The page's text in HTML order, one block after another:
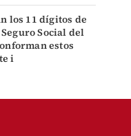
los 11 dígitos de
Social del
estos
i